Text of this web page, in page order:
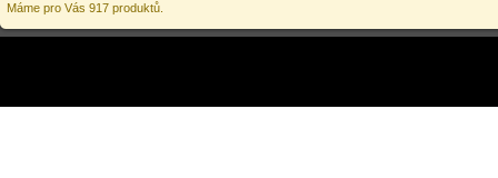
Máme pro Vás 917 produktů.